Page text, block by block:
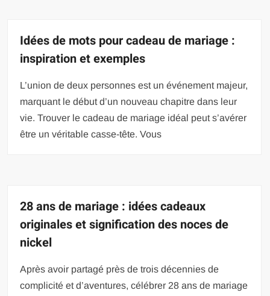
Idées de mots pour cadeau de mariage :
inspiration et exemples
L’union de deux personnes est un événement majeur,
marquant le début d’un nouveau chapitre dans leur
vie. Trouver le cadeau de mariage idéal peut s’avérer
être un véritable casse-tête. Vous
28 ans de mariage : idées cadeaux
originales et signification des noces de
nickel
Après avoir partagé près de trois décennies de
complicité et d’aventures, célébrer 28 ans de mariage